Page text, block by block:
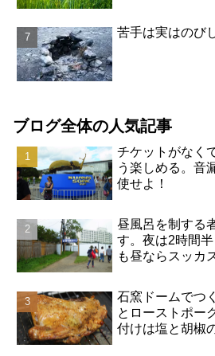
苦手は実はのび
ブログ全体の人気記事
チケットがなく
う楽しめる。音
使せよ！
昼風呂を制する
す。夜は2時間
も昼ならスッカ
石窯ドームでつ
とローストポー
付けは塩と胡椒